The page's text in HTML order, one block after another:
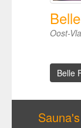
Oost-
Belle
Sauna's